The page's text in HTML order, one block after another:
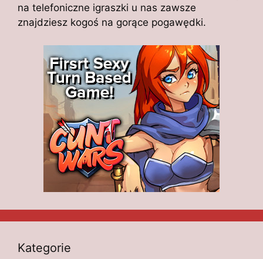
na telefoniczne igraszki u nas zawsze
znajdziesz kogoś na gorące pogawędki.
Kategorie